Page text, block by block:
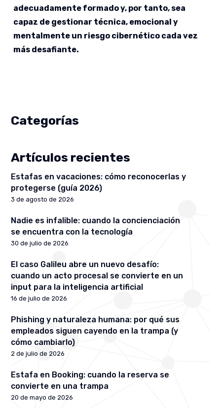
Categorías
Artículos recientes
Estafas en vacaciones: cómo reconocerlas y
protegerse (guía 2026)
3 de agosto de 2026
Nadie es infalible: cuando la concienciación
se encuentra con la tecnología
30 de julio de 2026
El caso Galileu abre un nuevo desafío:
cuando un acto procesal se convierte en un
input para la inteligencia artificial
16 de julio de 2026
Phishing y naturaleza humana: por qué sus
empleados siguen cayendo en la trampa (y
cómo cambiarlo)
2 de julio de 2026
Estafa en Booking: cuando la reserva se
convierte en una trampa
20 de mayo de 2026
adecuadamente formado y, por tanto, sea
capaz de gestionar técnica, emocional y
mentalmente un riesgo cibernético cada vez
más desafiante.